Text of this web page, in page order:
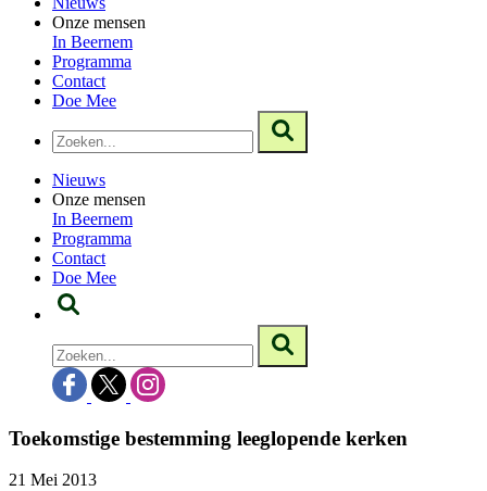
Onze mensen
In Beernem
Programma
Contact
Doe Mee
Nieuws
Onze mensen
In Beernem
Programma
Contact
Doe Mee
Toekomstige bestemming leeglopende kerken
21 Mei 2013